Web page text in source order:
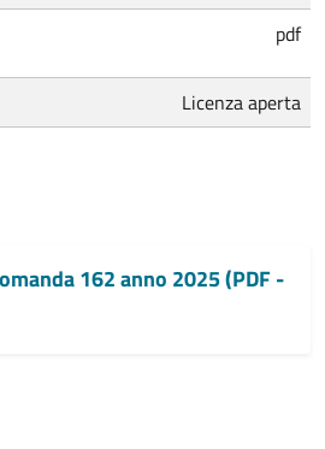
pdf
Licenza aperta
162 anno 2025 (PDF -